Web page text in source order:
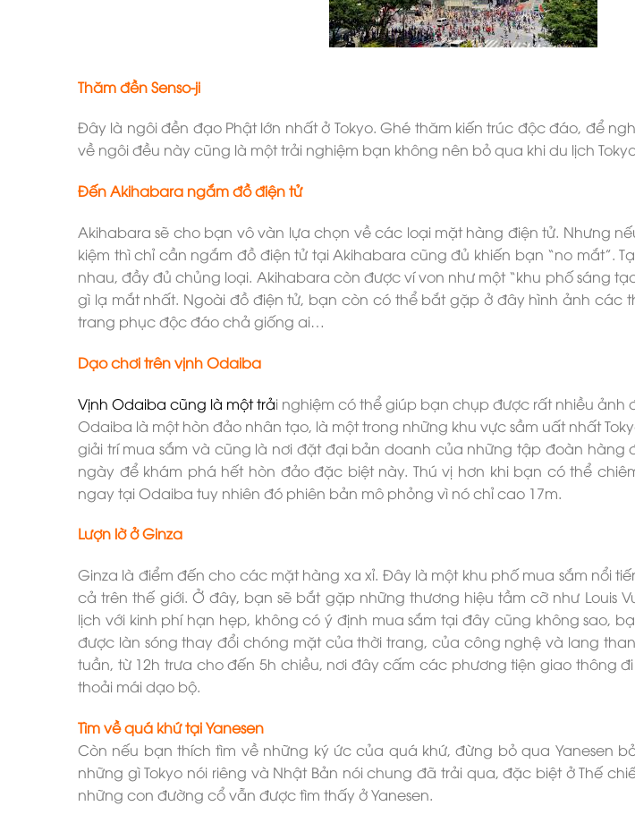
Thăm đền Senso-ji
Đây là ngôi đền đạo Phật lớn nhất ở Tokyo. Ghé thăm kiến trúc độc đáo, để
về ngôi đều này cũng là một trải nghiệm bạn không nên bỏ qua khi du lịch
Đến Akihabara ngắm đồ điện tử
Akihabara sẽ cho bạn vô vàn lựa chọn về các loại mặt hàng điện tử. Nhưng
kiệm thì chỉ cần ngắm đồ điện tử tại Akihabara cũng đủ khiến bạn “no mắt”.
nhau, đầy đủ chủng loại. Akihabara còn được ví von như một “khu phố sáng
gì lạ mắt nhất. Ngoài đồ điện tử, bạn còn có thể bắt gặp ở đây hình ảnh các
trang phục độc đáo chả giống ai…
Dạo chơi trên vịnh Odaiba
Vịnh Odaiba cũng là một trải nghiệm có thể giúp bạn chụp được rất nhiều ảnh
Odaiba là một hòn đảo nhân tạo, là một trong những khu vực sầm uất nhất
giải trí mua sắm và cũng là nơi đặt đại bản doanh của những tập đoàn hàng
ngày để khám phá hết hòn đảo đặc biệt này. Thú vị hơn khi bạn có thể
ngay tại Odaiba tuy nhiên đó phiên bản mô phỏng vì nó chỉ cao 17m.
Lượn lờ ở Ginza
Ginza là điểm đến cho các mặt hàng xa xỉ. Đây là một khu phố mua sắm nổi
cả trên thế giới. Ở đây, bạn sẽ bắt gặp những thương hiệu tầm cỡ như Louis
lịch với kinh phí hạn hẹp, không có ý định mua sắm tại đây cũng không sao,
được làn sóng thay đổi chóng mặt của thời trang, của công nghệ và lang
tuần, từ 12h trưa cho đến 5h chiều, nơi đây cấm các phương tiện giao thông
thoải mái dạo bộ.
Tìm về quá khứ tại Yanesen
Còn nếu bạn thích tìm về những ký ức của quá khứ, đừng bỏ qua Yanesen
những gì Tokyo nói riêng và Nhật Bản nói chung đã trải qua, đặc biệt ở Thế
những con đường cổ vẫn được tìm thấy ở Yanesen.